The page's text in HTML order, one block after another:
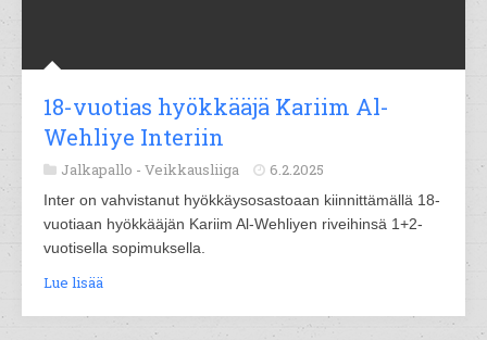
18-vuotias hyökkääjä Kariim Al-
Wehliye Interiin
Jalkapallo - Veikkausliiga 6.2.2025
Inter on vahvistanut hyökkäysosastoaan kiinnittämällä 18-
vuotiaan hyökkääjän Kariim Al-Wehliyen riveihinsä 1+2-
vuotisella sopimuksella.
Lue lisää